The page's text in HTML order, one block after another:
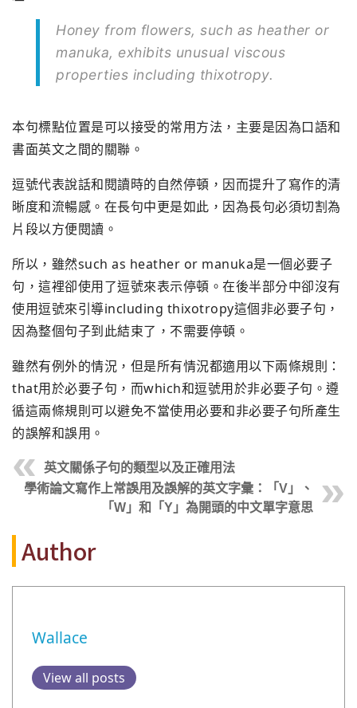
Honey from flowers, such as heather or
manuka, exhibits unusual viscous
properties including thixotropy.
本句標點位置是可以接受的常用方法，主要是因為口語和
書面英文之間的關聯。
逗號代表說話和閱讀時的自然停頓，因而提升了寫作的清
晰度和流暢感。在長句中更是如此，因為長句必須切割為
片段以方便閱讀。
所以，雖然such as heather or manuka是一個必要子
句，這裡卻使用了逗號來表示停頓。在後半部分中卻沒有
使用逗號來引導including thixotropy這個非必要子句，
因為整個句子到此結束了，不需要停頓。
雖然有例外的情況，但是所有情況都適用以下兩條規則：
that用於必要子句，而which和逗號用於非必要子句。遵
循這兩條規則可以避免不當使用必要和非必要子句所產生
的誤解和誤用。
英文關係子句的類型以及正確用法
學術論文寫作上常誤用及誤解的英文字彙：「V」、
「W」和「Y」為開頭的中文單字意思
Author
Wallace
View all posts